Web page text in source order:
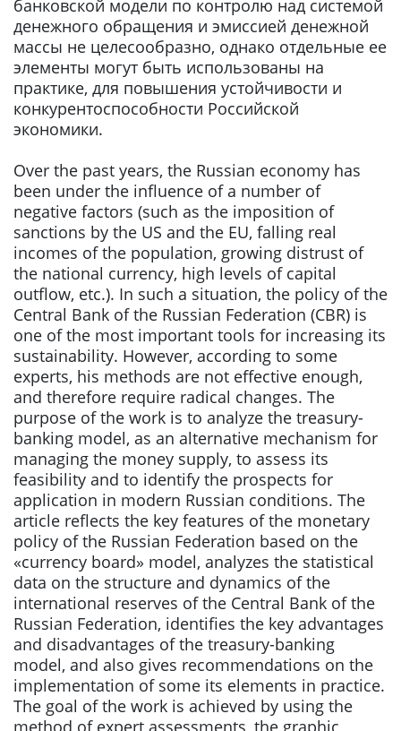
банковской модели по контролю над системой
денежного обращения и эмиссией денежной
массы не целесообразно, однако отдельные ее
элементы могут быть использованы на
практике, для повышения устойчивости и
конкурентоспособности Российской
экономики.
Over the past years, the Russian economy has
been under the influence of a number of
negative factors (such as the imposition of
sanctions by the US and the EU, falling real
incomes of the population, growing distrust of
the national currency, high levels of capital
outflow, etc.). In such a situation, the policy of the
Central Bank of the Russian Federation (CBR) is
one of the most important tools for increasing its
sustainability. However, according to some
experts, his methods are not effective enough,
and therefore require radical changes. The
purpose of the work is to analyze the treasury-
banking model, as an alternative mechanism for
managing the money supply, to assess its
feasibility and to identify the prospects for
application in modern Russian conditions. The
article reflects the key features of the monetary
policy of the Russian Federation based on the
«currency board» model, analyzes the statistical
data on the structure and dynamics of the
international reserves of the Central Bank of the
Russian Federation, identifies the key advantages
and disadvantages of the treasury-banking
model, and also gives recommendations on the
implementation of some its elements in practice.
The goal of the work is achieved by using the
method of expert assessments, the graphic